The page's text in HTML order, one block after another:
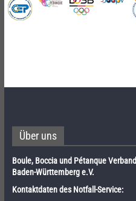
Über uns
Boule, Boccia und Pétanque Verband
Baden-Württemberg e.V.
Kontaktdaten des Notfall-Service: